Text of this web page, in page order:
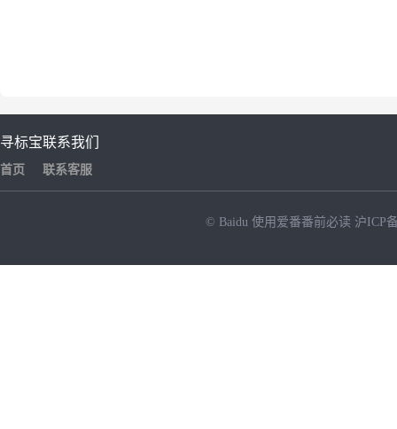
寻标宝
首页
联系我们
联系客服
© Baidu 使用爱番番前必读 沪ICP